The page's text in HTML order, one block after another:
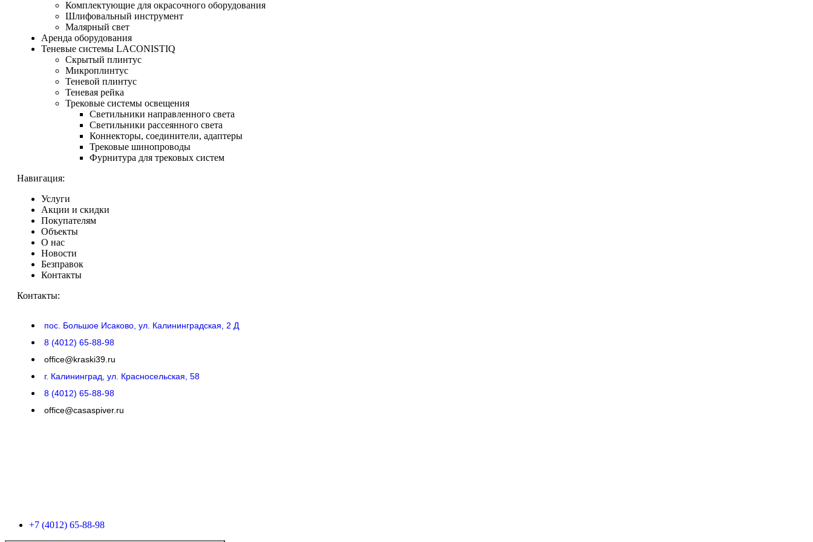
Комплектующие для окрасочного оборудования
Шлифовальный инструмент
Малярный свет
Аренда оборудования
Теневые системы LACONISTIQ
Скрытый плинтус
Микроплинтус
Теневой плинтус
Теневая рейка
Трековые системы освещения
Светильники направленного света
Светильники рассеянного света
Коннекторы, соединители, адаптеры
Трековые шинопроводы
Фурнитура для трековых систем
Навигация:
Услуги
Акции и скидки
Покупателям
Объекты
О нас
Новости
Безправок
Контакты
Контакты:
пос. Большое Исаково, ул. Калининградская, 2 Д
8 (4012) 65-88-98
office@kraski39.ru
г. Калининград, ул. Красносельская, 58
8 (4012) 65-88-98
office@casaspiver.ru
+7 (4012) 65-88-98